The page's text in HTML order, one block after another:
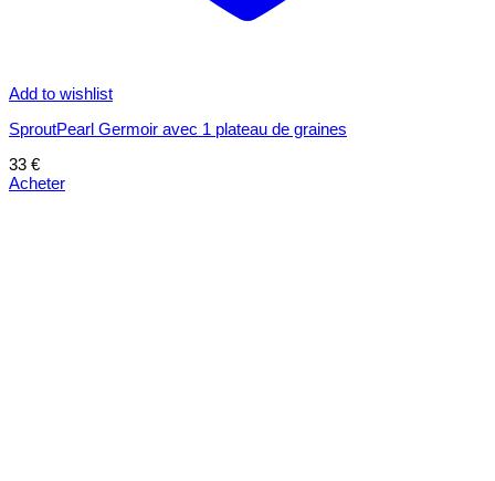
Add to wishlist
SproutPearl Germoir avec 1 plateau de graines
33 €
Acheter